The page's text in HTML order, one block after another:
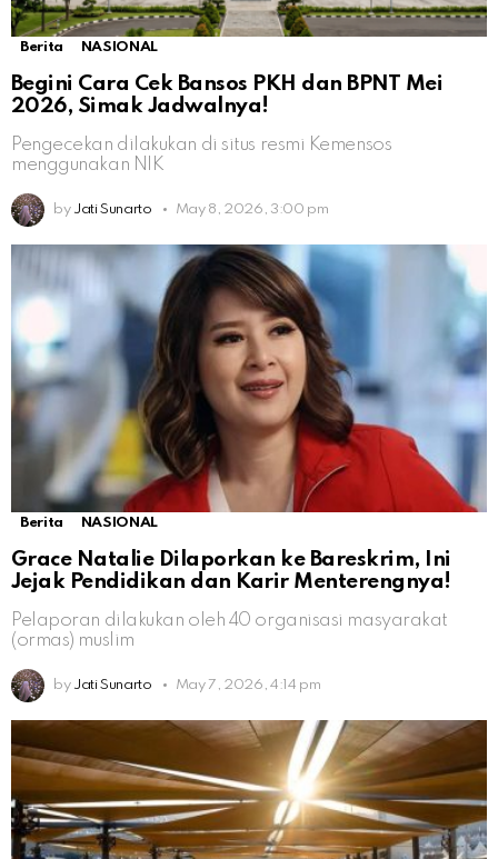
Berita NASIONAL
Begini Cara Cek Bansos PKH dan BPNT Mei
2026, Simak Jadwalnya!
Pengecekan dilakukan di situs resmi Kemensos
menggunakan NIK
by Jati Sunarto May 8, 2026, 3:00 pm
Berita NASIONAL
Grace Natalie Dilaporkan ke Bareskrim, Ini
Jejak Pendidikan dan Karir Menterengnya!
Pelaporan dilakukan oleh 40 organisasi masyarakat
(ormas) muslim
by Jati Sunarto May 7, 2026, 4:14 pm